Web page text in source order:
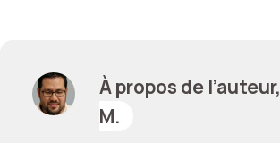
À propos de l’auteur,
M.